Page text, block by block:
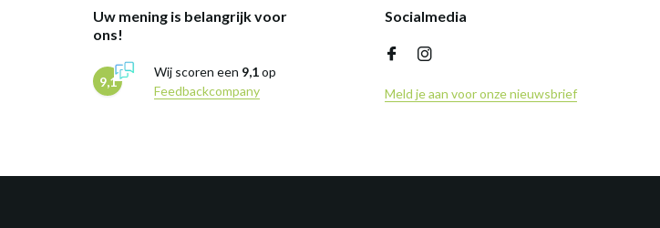
Uw mening is belangrijk voor
ons!
9,1
Wij scoren een 9,1op
Feedbackcompany
Socialmedia
Meld je aan voor onze nieuwsbrief